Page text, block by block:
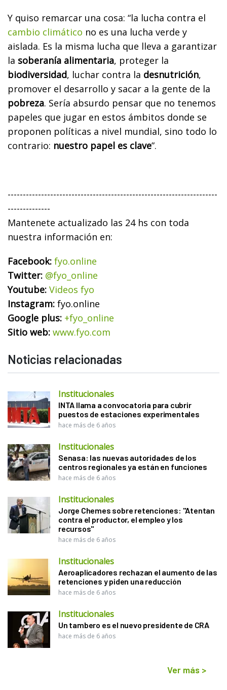
Y quiso remarcar una cosa: “la lucha contra el
cambio climático no es una lucha verde y
aislada. Es la misma lucha que lleva a garantizar
la soberanía alimentaria, proteger la
biodiversidad, luchar contra la desnutrición,
promover el desarrollo y sacar a la gente de la
pobreza. Sería absurdo pensar que no tenemos
papeles que jugar en estos ámbitos donde se
proponen políticas a nivel mundial, sino todo lo
contrario: nuestro papel es clave”.
---------------------------------------------------------------------
--------------
Mantenete actualizado las 24 hs con toda
nuestra información en:
Facebook: fyo.online
Twitter: @fyo_online
Youtube: Videos fyo
Instagram: fyo.online
Google plus: +fyo_online
Sitio web: www.fyo.com
Noticias relacionadas
Institucionales
INTA llama a convocatoria para cubrir
puestos de estaciones experimentales
hace más de 6 años
Institucionales
Senasa: las nuevas autoridades de los
centros regionales ya están en funciones
hace más de 6 años
Institucionales
Jorge Chemes sobre retenciones: "Atentan
contra el productor, el empleo y los
recursos"
hace más de 6 años
Institucionales
Aeroaplicadores rechazan el aumento de las
retenciones y piden una reducción
hace más de 6 años
Institucionales
Un tambero es el nuevo presidente de CRA
hace más de 6 años
Ver más >